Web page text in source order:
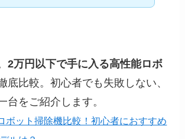
2万円以下で手に入る高性能ロボ
底比較。初心者でも失敗しない、
台をご紹介します。
ボット掃除機比較！初心者におすすめ